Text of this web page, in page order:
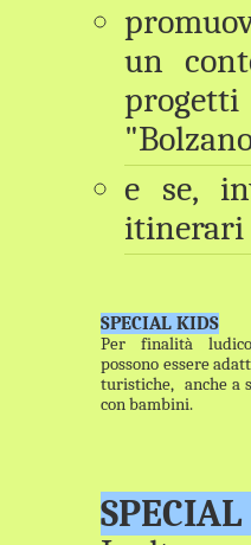
un
e se,
itinerari
SPECIAL KIDS
Per finalità
possono essere
turistiche, anche a
con bambini.